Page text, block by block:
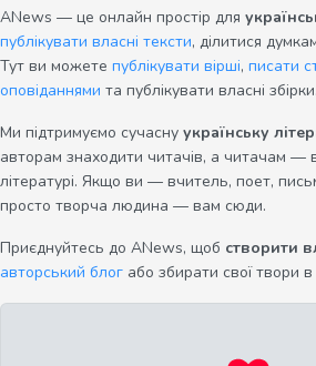
ANews — це онлайн простір для
публікувати власні тексти, ділитися
Тут ви можете публікувати вірші, писати
оповіданнями та публікувати власні збірки.
Ми підтримуємо сучасну українську
авторам знаходити читачів, а читачам —
літературі. Якщо ви — вчитель, поет,
просто творча людина — вам сюди.
Приєднуйтесь до ANews, щоб створити
авторський блог або збирати свої твори в